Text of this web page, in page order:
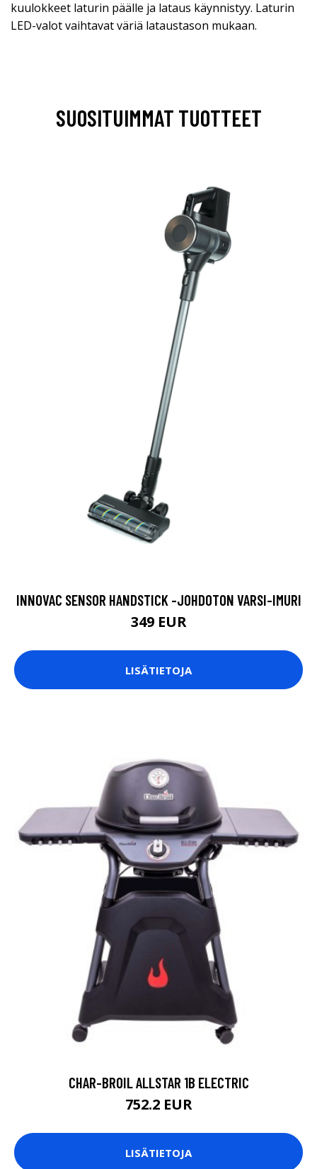
kuulokkeet laturin päälle ja lataus käynnistyy. Laturin
LED-valot vaihtavat väriä lataustason mukaan.
SUOSITUIMMAT TUOTTEET
INNOVAC SENSOR HANDSTICK -JOHDOTON VARSI-IMURI
349 EUR
LISÄTIETOJA
CHAR-BROIL ALLSTAR 1B ELECTRIC
752.2 EUR
LISÄTIETOJA